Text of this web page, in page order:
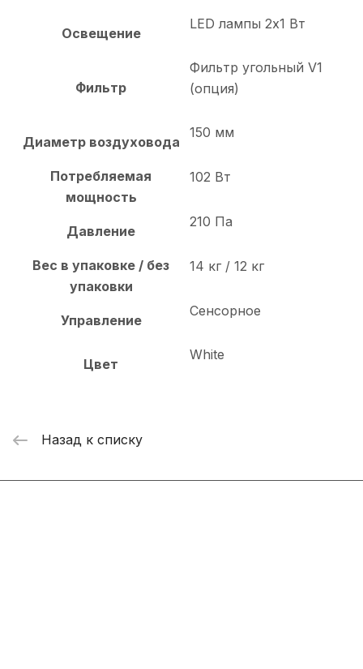
Освещение
LED лампы 2х1 Вт
Фильтр
Фильтр угольный V1
(опция)
Диаметр воздуховода
150 мм
Потребляемая
мощность
102 Вт
Давление
210 Па
Вес в упаковке / без
упаковки
14 кг / 12 кг
Управление
Сенсорное
Цвет
White
Назад к списку